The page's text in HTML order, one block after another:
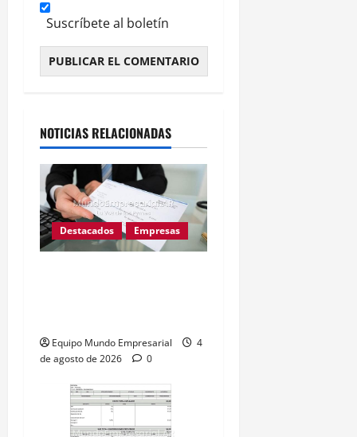
Suscríbete al boletín
NOTICIAS RELACIONADAS
Destacados Empresas
Equipo Mundo Empresarial
4
de agosto de 2026
0